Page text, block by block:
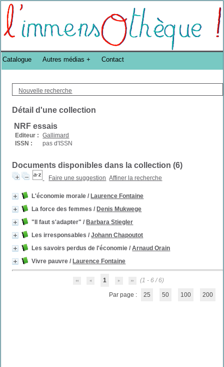
Bibliothèque DoucheFLUX Bibliotheek -->
Nouvelle recherche
Détail d'une collection
NRF essais
Editeur :
Gallimard
ISSN :
pas d'ISSN
Documents disponibles dans la collection (6)
Faire une suggestion Affiner la recherche
L'économie morale / Laurence Fontaine
La force des femmes / Denis Mukwege
"Il faut s'adapter" / Barbara Stiegler
Les irresponsables /Johann Chapoutot
Les savoirs perdus de l'économie /Arnaud Orain
Vivre pauvre / Laurence Fontaine
1 (1 - 6 / 6)
Par page : 25 50 100 200
Catalogue Autres médias Contact